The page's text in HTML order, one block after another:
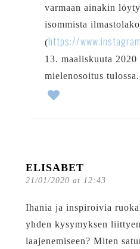
varmaan ainakin
isommista
(https://
13. maaliskuuta 2020
mielenosoitus tulossa.
ELISABET
21/01/2020 at 12:43
Ihania ja inspiroivia
yhden kysymyksen
laajenemiseen? Miten